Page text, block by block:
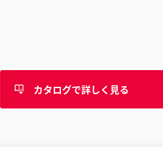
カタログで詳しく見る